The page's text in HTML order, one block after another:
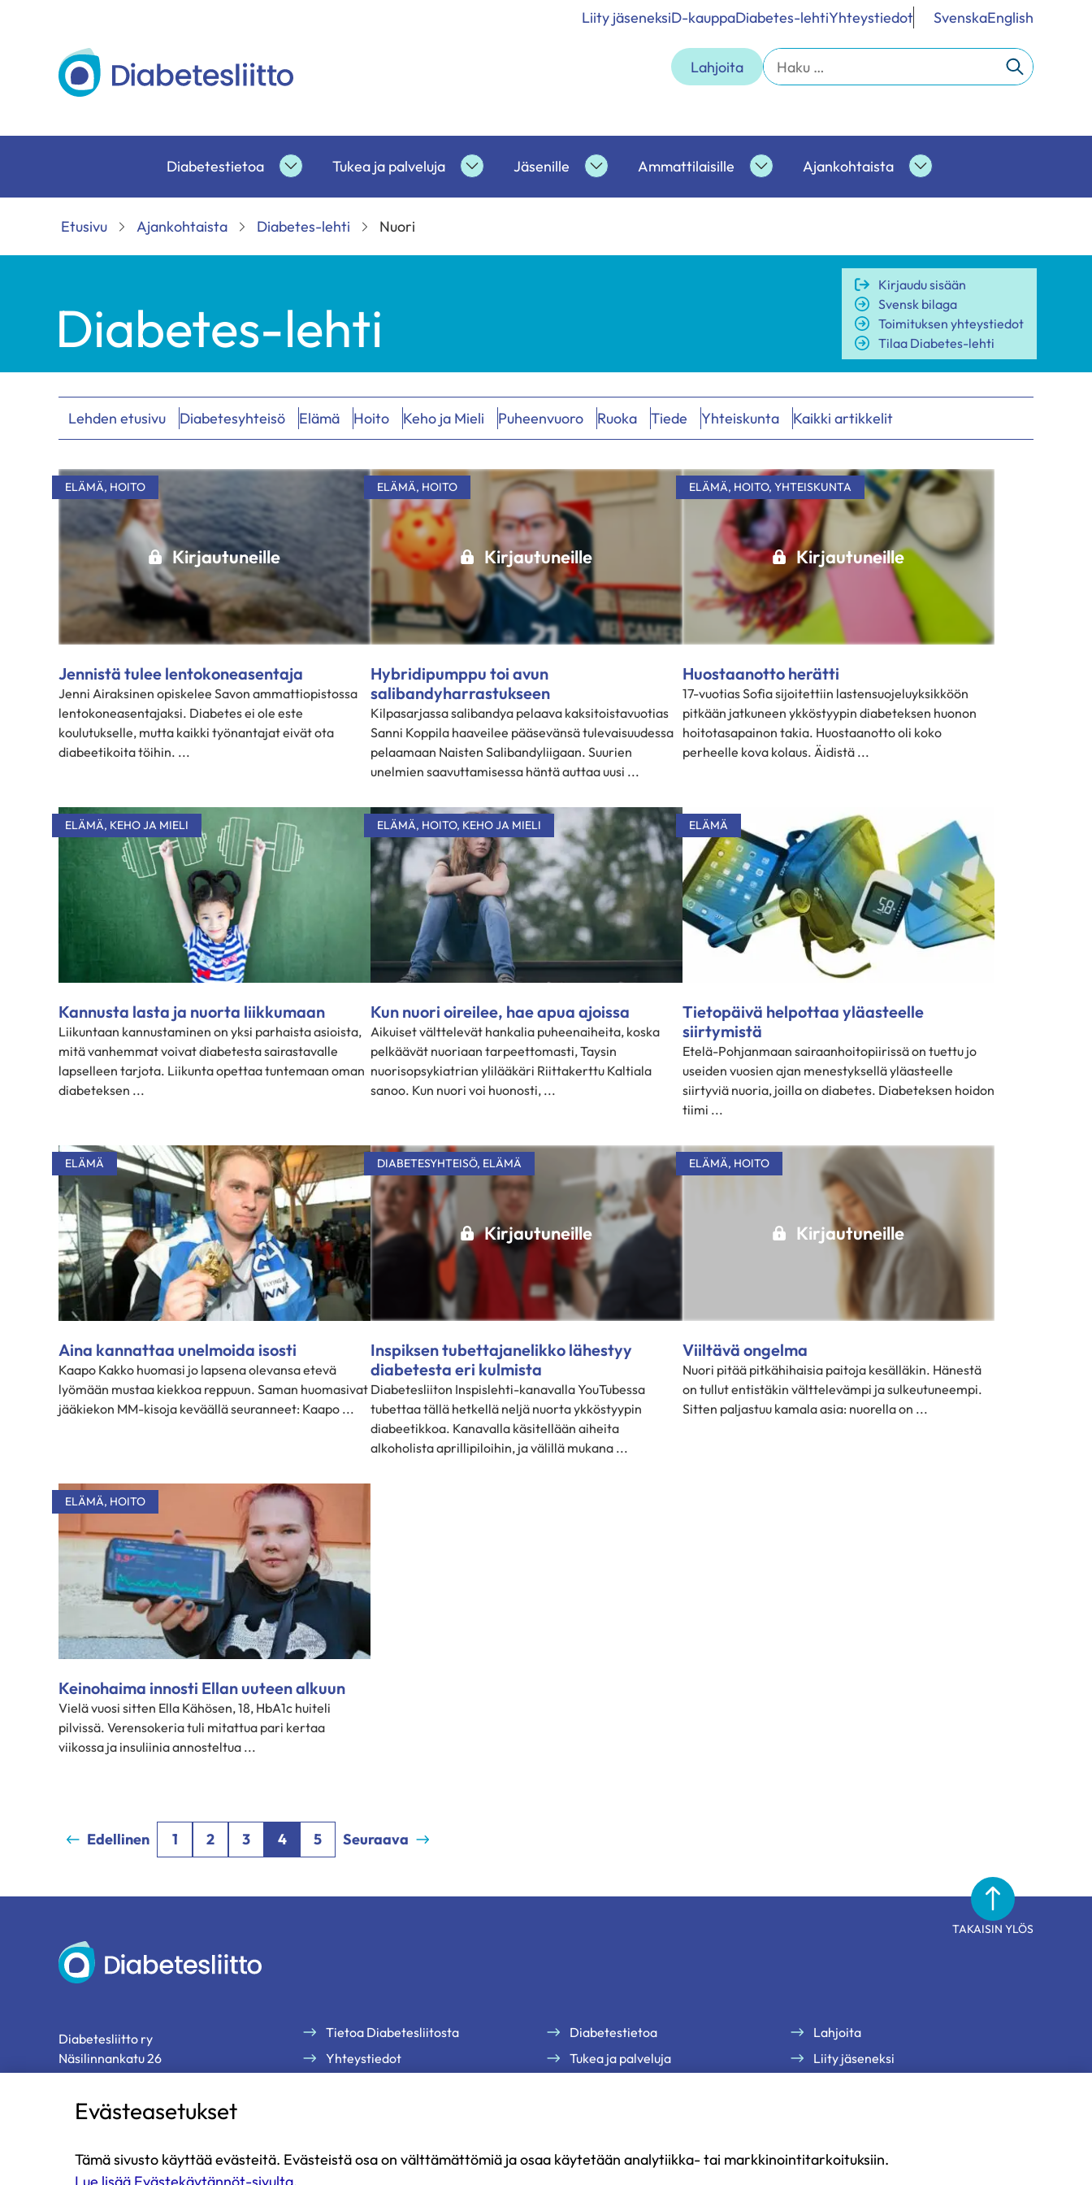
Liity jäseneksiD-kauppaDiabetes-lehtiYhteystiedot SvenskaEnglish
Diabetesliitto Lahjoita Haku:
Diabetestietoa
Diabetestietoa
alasivut
Tukea ja palveluja
Tukea
ja
Jäsenille
Jäsenille
alasivut
Ammattilaisille
Ammattilaisille
alasivut
Ajankohtaista
Ajankohtaista
alasivut
Etusivu
Ajankohtaista Diabetes-lehti Nuori
Diabetes-lehti
Kirjaudu sisään
Svensk bilaga
Toimituksen yhteystiedot
Tilaa Diabetes-lehti
Lehden etusivu Diabetesyhteisö Elämä Hoito Keho ja Mieli Puheenvuoro Ruoka Tiede Yhteiskunta Kaikki artikkelit
Hakutulokset
Kirjautuneille
ELÄMÄ, HOITO
Jennistä tulee lentokoneasentaja
Jenni Airaksinen opiskelee Savon ammattiopistossa
lentokoneasentajaksi. Diabetes ei ole este
koulutukselle, mutta kaikki työnantajat eivät ota
diabeetikoita töihin. ...
Kirjautuneille
ELÄMÄ, HOITO
Hybridipumppu toi avun
salibandyharrastukseen
Kilpasarjassa salibandya pelaava kaksitoistavuotias
Sanni Koppila haaveilee pääsevänsä tulevaisuudessa
pelaamaan Naisten Salibandyliigaan. Suurien
unelmien saavuttamisessa häntä auttaa uusi ...
Kirjautuneille
ELÄMÄ, HOITO, YHTEISKUNTA
Huostaanotto herätti
17-vuotias Sofia sijoitettiin lastensuojeluyksikköön
pitkään jatkuneen ykköstyypin diabeteksen huonon
hoitotasapainon takia. Huostaanotto oli koko
perheelle kova kolaus. Äidistä ...
ELÄMÄ, KEHO JA MIELI
Kannusta lasta ja nuorta liikkumaan
Liikuntaan kannustaminen on yksi parhaista asioista,
mitä vanhemmat voivat diabetesta sairastavalle
lapselleen tarjota. Liikunta opettaa tuntemaan oman
diabeteksen ...
ELÄMÄ, HOITO, KEHO JA MIELI
Kun nuori oireilee, hae apua ajoissa
Aikuiset välttelevät hankalia puheenaiheita, koska
pelkäävät nuoriaan tarpeettomasti, Taysin
nuorisopsykiatrian ylilääkäri Riittakerttu Kaltiala
sanoo. Kun nuori voi huonosti, ...
ELÄMÄ
Tietopäivä helpottaa yläasteelle
siirtymistä
Etelä-Pohjanmaan sairaanhoitopiirissä on tuettu jo
useiden vuosien ajan menestyksellä yläasteelle
siirtyviä nuoria, joilla on diabetes. Diabeteksen hoidon
tiimi ...
ELÄMÄ
Aina kannattaa unelmoida isosti
Kaapo Kakko huomasi jo lapsena olevansa etevä
lyömään mustaa kiekkoa reppuun. Saman huomasivat
jääkiekon MM-kisoja keväällä seuranneet: Kaapo ...
Kirjautuneille
DIABETESYHTEISÖ, ELÄMÄ
Inspiksen tubettajanelikko lähestyy
diabetesta eri kulmista
Diabetesliiton Inspislehti-kanavalla YouTubessa
tubettaa tällä hetkellä neljä nuorta ykköstyypin
diabeetikkoa. Kanavalla käsitellään aiheita
alkoholista aprillipiloihin, ja välillä mukana ...
Kirjautuneille
ELÄMÄ, HOITO
Viiltävä ongelma
Nuori pitää pitkähihaisia paitoja kesälläkin. Hänestä
on tullut entistäkin välttelevämpi ja sulkeutuneempi.
Sitten paljastuu kamala asia: nuorella on ...
ELÄMÄ, HOITO
Keinohaima innosti Ellan uuteen alkuun
Vielä vuosi sitten Ella Kähösen, 18, HbA1c huiteli
pilvissä. Verensokeria tuli mitattua pari kertaa
viikossa ja insuliinia annosteltua ...
Edellinen 1 2 3 4 5 Seuraava
TAKAISIN YLÖS
Diabetesliitto
Diabetesliitto ry
Näsilinnankatu 26
33200 Tampere
p. 03 2860 111 (ma-pe klo 9-13)
Tietoa Diabetesliitosta
Yhteystiedot
Diabetestietoa
Tukea ja palveluja
Yritysyhteistyö ja kumppanuus
Lahjoita
Liity jäseneksi
Evästeasetukset
Tämä sivusto käyttää evästeitä. Evästeistä osa on välttämättömiä ja osaa käytetään analytiikka- tai markkinointitarkoituksiin.